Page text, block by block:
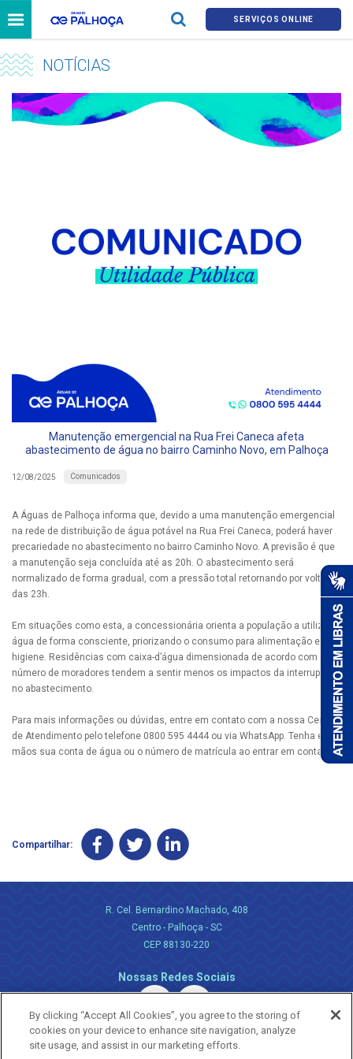
SERVIÇOS ONLINE
NOTÍCIAS
Manutenção emergencial na Rua Frei Caneca afeta
abastecimento de água no bairro Caminho Novo, em Palhoça
12/08/2025 Comunicados
A Águas de Palhoça informa que, devido a uma manutenção emergencial
na rede de distribuição de água potável na Rua Frei Caneca, poderá haver
precariedade no abastecimento no bairro Caminho Novo. A previsão é que
a manutenção seja concluída até as 20h. O abastecimento será
normalizado de forma gradual, com a pressão total retornando por volta
das 23h.
Em situações como esta, a concessionária orienta a população a utilizar a
água de forma consciente, priorizando o consumo para alimentação e
higiene. Residências com caixa-d’água dimensionada de acordo com o
número de moradores tendem a sentir menos os impactos da interrupção
no abastecimento.
Para mais informações ou dúvidas, entre em contato com a nossa Central
de Atendimento pelo telefone 0800 595 4444 ou via WhatsApp. Tenha em
mãos sua conta de água ou o número de matrícula ao entrar em contato.
Compartilhar:
R. Cel. Bernardino Machado, 408
Centro - Palhoça - SC
CEP 88130-220
Nossas Redes Sociais
By clicking “Accept All Cookies”, you agree to the storing of
cookies on your device to enhance site navigation, analyze
site usage, and assist in our marketing efforts.